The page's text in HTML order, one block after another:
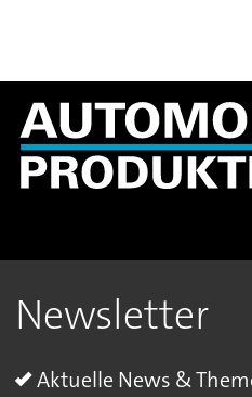
Newsletter
Aktuelle News &